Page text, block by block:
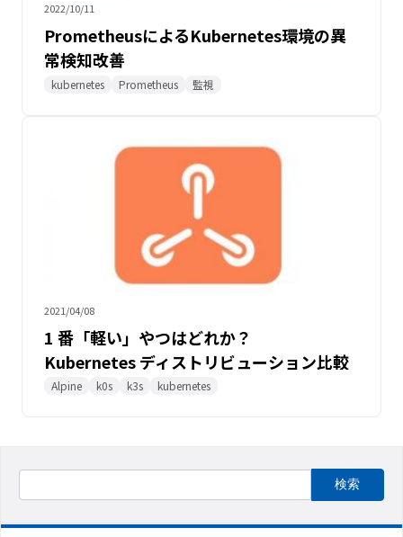
2022/10/11
PrometheusによるKubernetes環境の異
常検知改善
kubernetes Prometheus 監視
2021/04/08
1 番「軽い」やつはどれか？
Kubernetes ディストリビューション比較
Alpine k0s k3s kubernetes